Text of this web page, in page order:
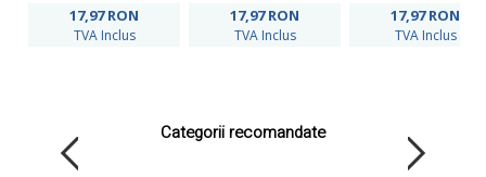
17,97RON
TVA Inclus
17,97RON
TVA Inclus
17,97RON
TVA Inclus
Categorii recomandate